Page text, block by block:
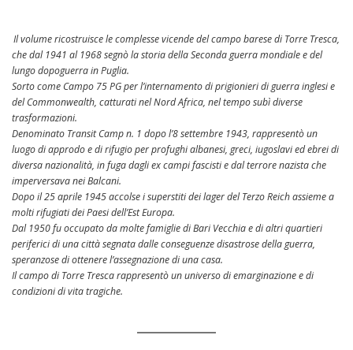
Il volume ricostruisce le complesse vicende del campo barese di Torre Tresca,
che dal 1941 al 1968 segnò la storia della Seconda guerra mondiale e del
lungo dopoguerra in Puglia.
Sorto come Campo 75 PG per l’internamento di prigionieri di guerra inglesi e
del Commonwealth, catturati nel Nord Africa, nel tempo subì diverse
trasformazioni.
Denominato Transit Camp n. 1 dopo l’8 settembre 1943, rappresentò un
luogo di approdo e di rifugio per profughi albanesi, greci, iugoslavi ed ebrei di
diversa nazionalità, in fuga dagli ex campi fascisti e dal terrore nazista che
imperversava nei Balcani.
Dopo il 25 aprile 1945 accolse i superstiti dei lager del Terzo Reich assieme a
molti rifugiati dei Paesi dell’Est Europa.
Dal 1950 fu occupato da molte famiglie di Bari Vecchia e di altri quartieri
periferici di una città segnata dalle conseguenze disastrose della guerra,
speranzose di ottenere l’assegnazione di una casa.
Il campo di Torre Tresca rappresentò un universo di emarginazione e di
condizioni di vita tragiche.